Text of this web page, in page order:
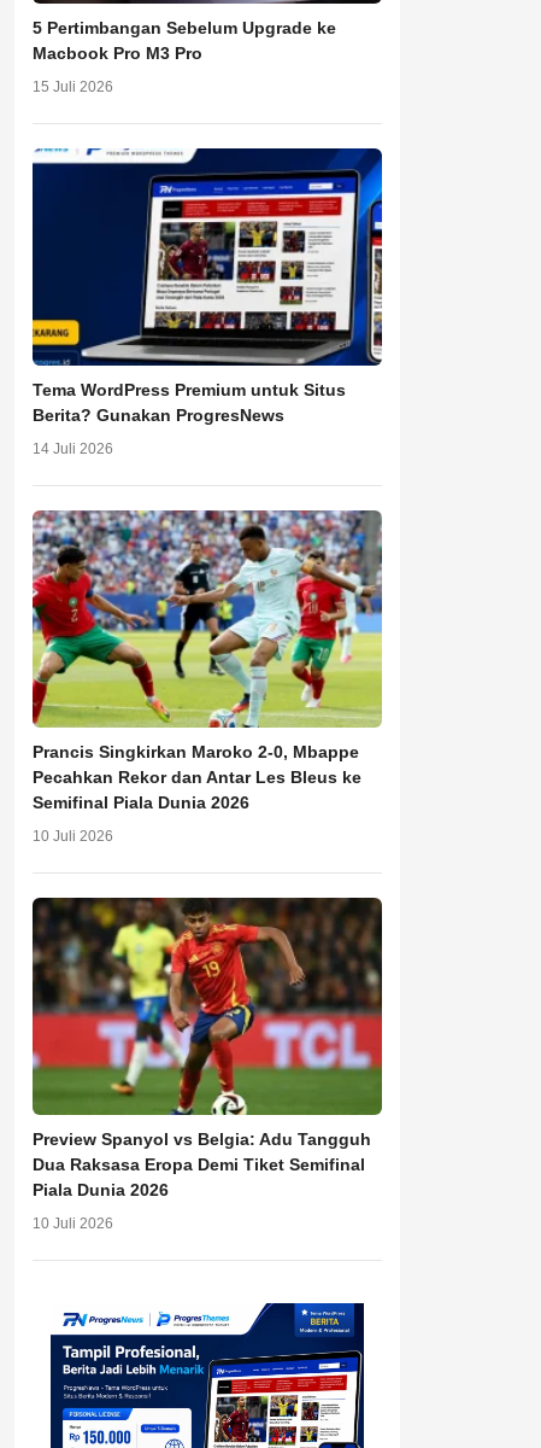
5 Pertimbangan Sebelum Upgrade ke
Macbook Pro M3 Pro
15 Juli 2026
Tema WordPress Premium untuk Situs
Berita? Gunakan ProgresNews
14 Juli 2026
Prancis Singkirkan Maroko 2-0, Mbappe
Pecahkan Rekor dan Antar Les Bleus ke
Semifinal Piala Dunia 2026
10 Juli 2026
Preview Spanyol vs Belgia: Adu Tangguh
Dua Raksasa Eropa Demi Tiket Semifinal
Piala Dunia 2026
10 Juli 2026